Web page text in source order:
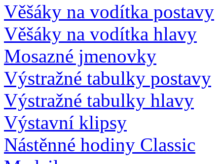
Věšáky na vodítka postavy
Věšáky na vodítka hlavy
Mosazné jmenovky
Výstražné tabulky postavy
Výstražné tabulky hlavy
Výstavní klipsy
Nástěnné hodiny Classic